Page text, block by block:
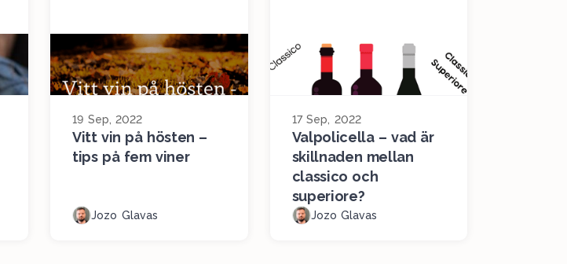
19 Sep, 2022
Vitt vin på hösten –
tips på fem viner
Jozo Glavas
17 Sep, 2022
Valpolicella – vad är
skillnaden mellan
classico och
superiore?
Jozo Glavas